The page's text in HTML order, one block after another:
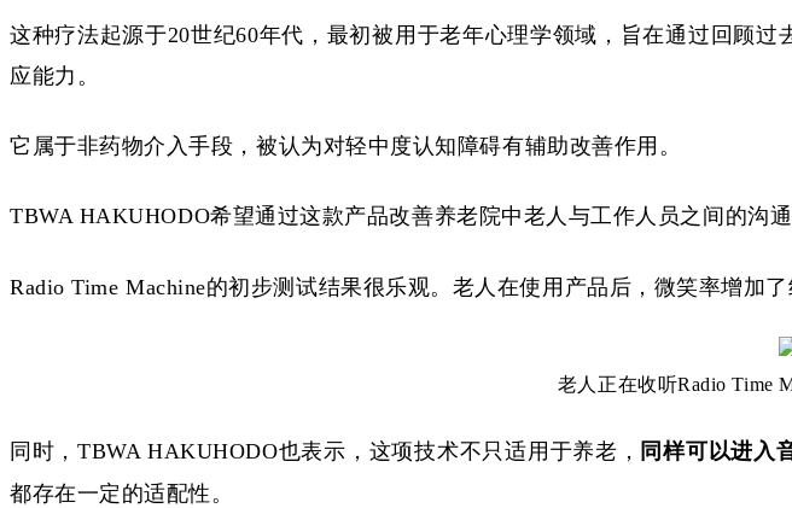
这种疗法起源于20世纪60年代，最初被用于老年心理学领域，旨在通过回顾
应能力。
它属于非药物介入手段，被认为对轻中度认知障碍有辅助改善作用。
TBWA HAKUHODO希望通过这款产品改善养老院中老人与工作人员之间的沟
Radio Time Machine的初步测试结果很乐观。 老人 在使用产品后，微笑率增加了
老人正在收听Radio Time
同时，TBWA HAKUHODO也表示，这项技术不只适用于养老， 同样可以进入
都存在一定的适配性。